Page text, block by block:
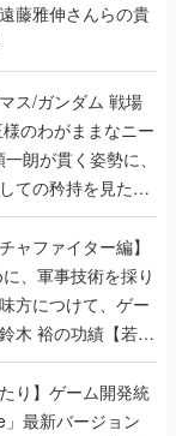
藤雅伸さんらの貴
/ガンダム 戦場
のわがままなニー
朗が貫く姿勢に、
ての矜持を見た
ャファイター編】
、軍事技術を採り
方につけて、ゲー
木 裕の功績【若ゲ
り】ゲーム開発統
最新バージョン